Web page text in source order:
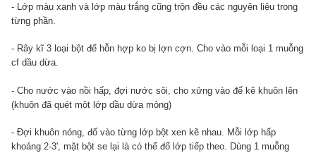
- Lớp màu xanh và lớp màu trắng cũng trộn đều các nguyên liệu trong
từng phần.
- Rây kĩ 3 loại bột để hỗn hợp ko bị lợn cợn. Cho vào mỗi loại 1 muỗng
cf dầu dừa.
- Cho nước vào nồi hấp, đợi nước sôi, cho xửng vào để kê khuôn lên
(khuôn đã quét một lớp dầu dừa mỏng)
- Đợi khuôn nóng, đổ vào từng lớp bột xen kẽ nhau. Mỗi lớp hấp
khoảng 2-3', mặt bột se lại là có thể đổ lớp tiếp theo. Dùng 1 muỗng